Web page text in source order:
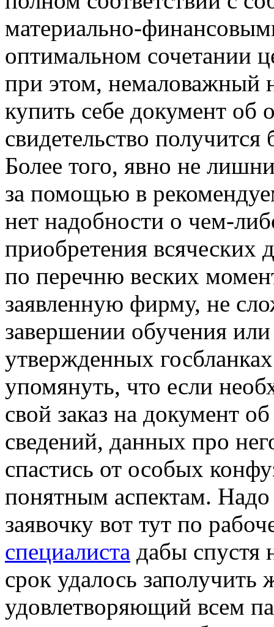
материально-
оптимальном сочетании
при этом, немаловажный
купить себе документ об
свидетельство
Более того, явно не
за помощью в
нет надобности о чем-
приобретения всяческих
по перечню веских
заявленную фирму, не
завершении обучения
утвержденных
упомянуть, что если
свой заказ на документ
сведений, данных про
спастись от особых
понятным аспектам.
заявочку вот тут по
специалиста дабы спустя
срок удалось
удовлетворяющий всем